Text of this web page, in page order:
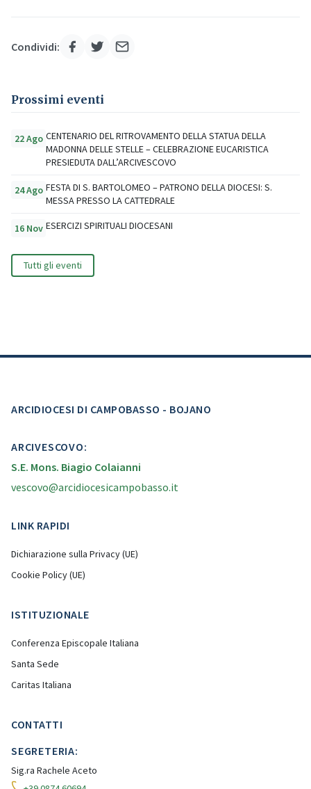
Condividi:
Prossimi eventi
22 Ago CENTENARIO DEL RITROVAMENTO DELLA STATUA DELLA
MADONNA DELLE STELLE – CELEBRAZIONE EUCARISTICA
PRESIEDUTA DALL’ARCIVESCOVO
24 Ago FESTA DI S. BARTOLOMEO – PATRONO DELLA DIOCESI: S.
MESSA PRESSO LA CATTEDRALE
16 Nov ESERCIZI SPIRITUALI DIOCESANI
Tutti gli eventi
ARCIDIOCESI DI CAMPOBASSO - BOJANO
ARCIVESCOVO:
S.E. Mons. Biagio Colaianni
vescovo@arcidiocesicampobasso.it
LINK RAPIDI
Dichiarazione sulla Privacy (UE)
Cookie Policy (UE)
ISTITUZIONALE
Conferenza Episcopale Italiana
Santa Sede
Caritas Italiana
CONTATTI
SEGRETERIA:
Sig.ra Rachele Aceto